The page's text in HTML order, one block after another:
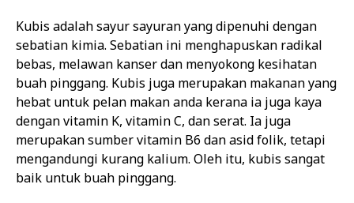
Kubis adalah sayur sayuran yang dipenuhi dengan
sebatian kimia. Sebatian ini menghapuskan radikal
bebas, melawan kanser dan menyokong kesihatan
buah pinggang. Kubis juga merupakan makanan yang
hebat untuk pelan makan anda kerana ia juga kaya
dengan vitamin K, vitamin C, dan serat. Ia juga
merupakan sumber vitamin B6 dan asid folik, tetapi
mengandungi kurang kalium. Oleh itu, kubis sangat
baik untuk buah pinggang.